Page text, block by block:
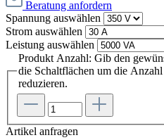
Beratung anfordern
Spannung auswählen
Strom auswählen
Leistung auswählen
Produkt Anzahl: Gib den
die Schaltflächen um die
reduzieren.
Artikel anfragen